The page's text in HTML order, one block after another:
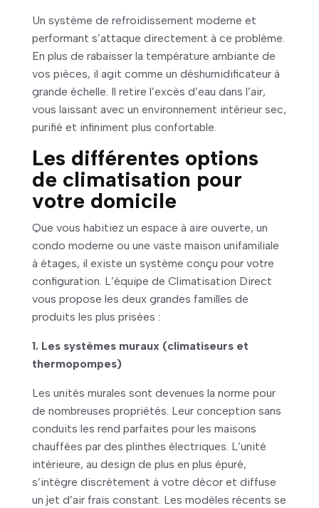
Un système de refroidissement moderne et
performant s’attaque directement à ce problème.
En plus de rabaisser la température ambiante de
vos pièces, il agit comme un déshumidificateur à
grande échelle. Il retire l’excès d’eau dans l’air,
vous laissant avec un environnement intérieur sec,
purifié et infiniment plus confortable.
Les différentes options
de climatisation pour
votre domicile
Que vous habitiez un espace à aire ouverte, un
condo moderne ou une vaste maison unifamiliale
à étages, il existe un système conçu pour votre
configuration. L’équipe de Climatisation Direct
vous propose les deux grandes familles de
produits les plus prisées :
1. Les systèmes muraux (climatiseurs et
thermopompes)
Les unités murales sont devenues la norme pour
de nombreuses propriétés. Leur conception sans
conduits les rend parfaites pour les maisons
chauffées par des plinthes électriques. L’unité
intérieure, au design de plus en plus épuré,
s’intègre discrètement à votre décor et diffuse
un jet d’air frais constant. Les modèles récents se